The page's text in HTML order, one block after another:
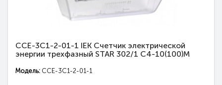
CCE-3C1-2-01-1 IEK Счетчик электрической
энергии трехфазный STAR 302/1 С4-10(100)М
Модель: CCE-3C1-2-01-1